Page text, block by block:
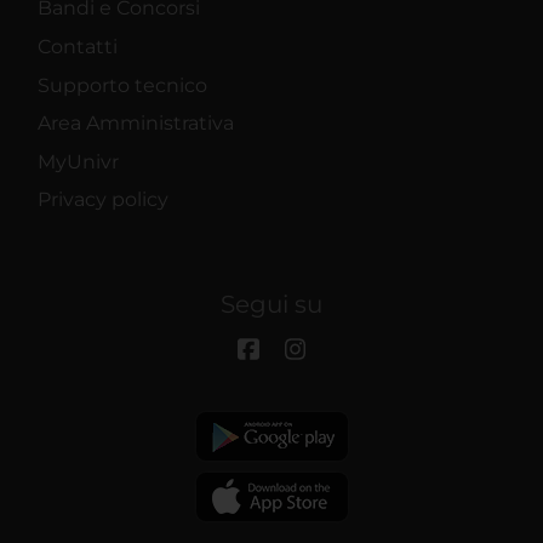
Bandi e Concorsi
Contatti
Supporto tecnico
Area Amministrativa
MyUnivr
Privacy policy
Segui su